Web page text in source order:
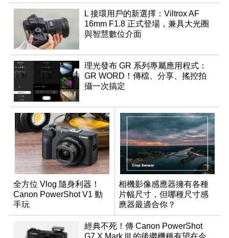
L 接環用戶的新選擇：Viltrox AF
16mm F1.8 正式登場，兼具大光圈
與智慧數位介面
理光發布 GR 系列專屬應用程式：
GR WORD！傳檔、分享、搖控拍
攝一次搞定
全方位 Vlog 隨身利器！
Canon PowerShot V1 動
手玩
相機影像感應器擁有各種
片幅尺寸，但哪種尺寸感
應器最適合你？
經典不死！傳 Canon PowerShot